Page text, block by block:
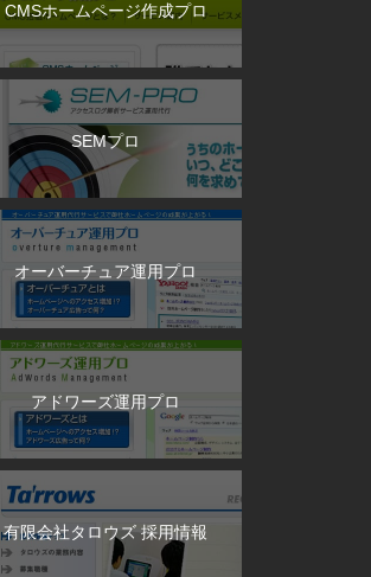
CMSホームページ作成プロ
SEMプロ
オーバーチュア運用プロ
アドワーズ運用プロ
有限会社タロウズ 採用情報